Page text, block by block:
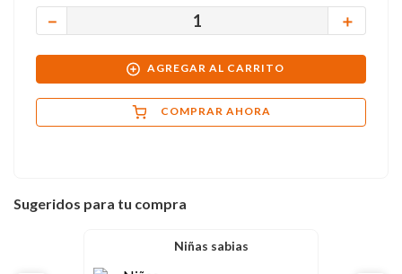
＋
－
AGREGAR AL CARRITO
COMPRAR AHORA
Sugeridos para tu compra
Niñas sabias